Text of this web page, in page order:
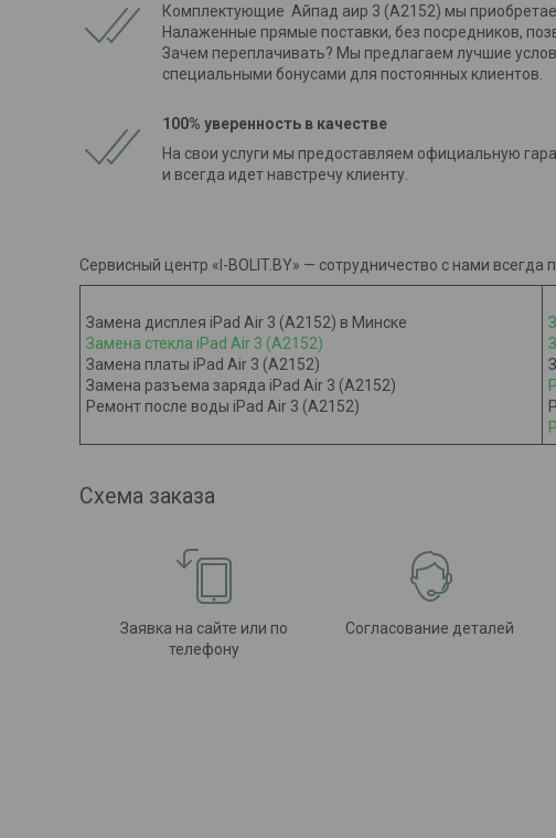
Комплектующие Айпад аир 3 (A2152) мы
Налаженные прямые поставки, без посредников,
Зачем переплачивать? Мы предлагаем лучшие
специальными бонусами для постоянных клиентов.
100% уверенность в качестве
На свои услуги мы предоставляем официальную
и всегда идет навстречу клиенту.
Сервисный центр «I-BOLIT.BY» — сотрудничество с нами всегда
Замена дисплея iPad Air 3 (A2152) в Минске
Замена стекла iPad Air 3 (A2152)
Замена платы iPad Air 3 (A2152)
Замена разъема заряда iPad Air 3 (A2152)
Ремонт после воды iPad Air 3 (A2152)
Схема заказа
Заявка на сайте или по
телефону
Согласование деталей